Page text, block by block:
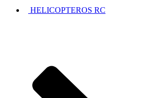
HELICOPTEROS RC